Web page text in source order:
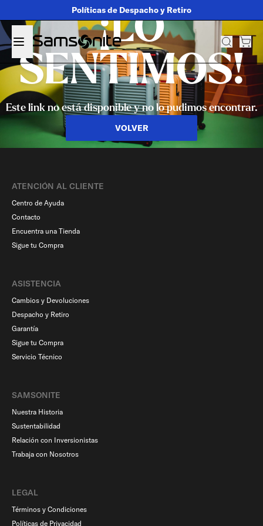
Políticas de Despacho y Retiro
¡LO
SENTIMOS!
Este link no está disponible y no lo pudimos encontrar.
VOLVER
ATENCIÓN AL CLIENTE
Centro de Ayuda
Contacto
Encuentra una Tienda
Sigue tu Compra
ASISTENCIA
Cambios y Devoluciones
Despacho y Retiro
Garantía
Sigue tu Compra
Servicio Técnico
SAMSONITE
Nuestra Historia
Sustentabilidad
Relación con Inversionistas
Trabaja con Nosotros
LEGAL
Términos y Condiciones
Políticas de Privacidad